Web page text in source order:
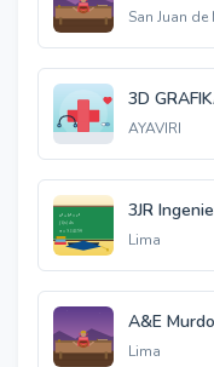
San Juan
3D
AYAVIRI
3JR
Lima
A&E
Lima